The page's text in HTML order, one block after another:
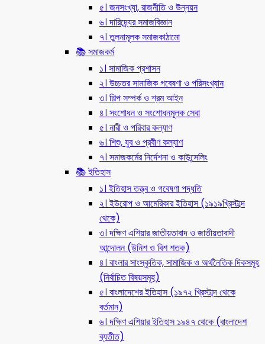
৫। জনসংখ্যা, রাজনীতি ও উন্নয়ন
৬। দারিদ্র্যের সমাজবিজ্ঞান
৭। তুলনামূলক সমাজকাঠামো
📚 সমাজকর্ম
১। সামাজিক প্রশাসন
২। উচ্চতর সামাজিক গবেষণা ও পরিসংখ্যান
৩। শিল্প সম্পর্ক ও শ্রম আইন
৪। সংশোধন ও সংশোধনমূলক সেবা
৫। নারী ও পরিবার কল্যাণ
৬। শিশু, যুব ও প্রবীণ কল্যাণ
৭। সমাজকর্মের নির্দেশনা ও কাউন্সেলিং
📚 ইতিহাস
১। ইতিহাস তত্ত্ব ও গবেষণা পদ্ধতি
২। ইউরোপ ও আমেরিকার ইতিহাস (১৯১৯খ্রিস্টাব্দ
থেকে)
৩। দক্ষিণ এশিয়ার জাতীয়তাবাদ ও জাতীয়তাবাদী
আন্দোলন (উনিশ ও বিশ শতক)
৪। বাংলার সাংস্কৃতিক, সামাজিক ও অর্থনৈতিক দিকসমূহ
(নির্বাচিত বিষয়সমূহ)
৫। বাংলাদেশের ইতিহাস (১৯৭২ খ্রিস্টাব্দ থেকে
বর্তমান)
৬। দক্ষিণ এশিয়ার ইতিহাস ১৯৪৭ থেকে (বাংলাদেশ
ব্যতীত)